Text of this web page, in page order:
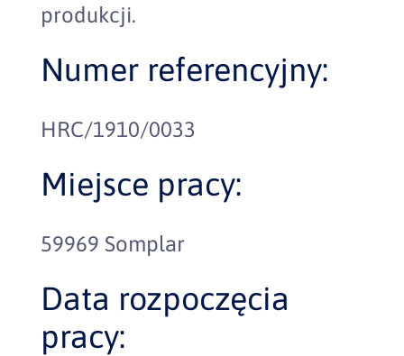
produkcji.
Numer referencyjny:
HRC/1910/0033
Miejsce pracy:
59969 Somplar
Data rozpoczęcia
pracy: